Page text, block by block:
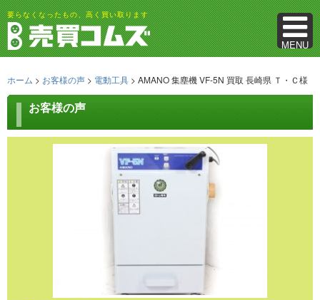
MENU
要らなくなったもの、高く買い取ります
ホーム > お客様の声 > 電動工具 > AMANO 集塵機 VF-5N 買取 長崎県 Ｔ・Ｃ様
お客様の声